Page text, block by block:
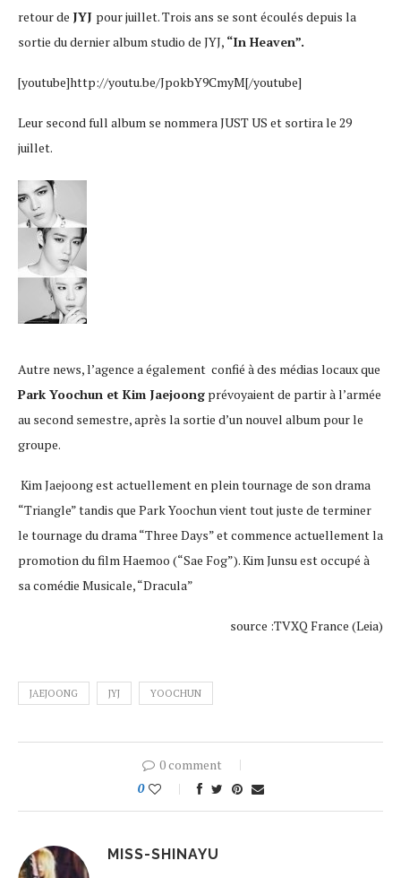
retour de JYJ pour juillet. Trois ans se sont écoulés depuis la
sortie du dernier album studio de JYJ, “In Heaven”.
[youtube]http://youtu.be/JpokbY9CmyM[/youtube]
Leur second full album se nommera JUST US et sortira le 29
juillet.
Autre news, l’agence a également confié à des médias locaux que
Park Yoochun et Kim Jaejoong prévoyaient de partir à l’armée
au second semestre, après la sortie d’un nouvel album pour le
groupe.
Kim Jaejoong est actuellement en plein tournage de son drama
“Triangle” tandis que Park Yoochun vient tout juste de terminer
le tournage du drama “Three Days” et commence actuellement la
promotion du film Haemoo (“Sae Fog”). Kim Junsu est occupé à
sa comédie Musicale, “Dracula”
source :TVXQ France (Leia)
JAEJOONG JYJ YOOCHUN
0 comment
0
MISS-SHINAYU